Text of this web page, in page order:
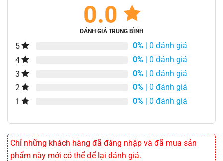
0.0
ĐÁNH GIÁ TRUNG BÌNH
5 0% | 0 đánh giá
4
0% | 0 đánh giá
3
0% | 0 đánh giá
2
0% | 0 đánh giá
1
0% | 0 đánh giá
Chỉ những khách hàng đã đăng nhập và đã mua sản
phẩm này mới có thể để lại đánh giá.